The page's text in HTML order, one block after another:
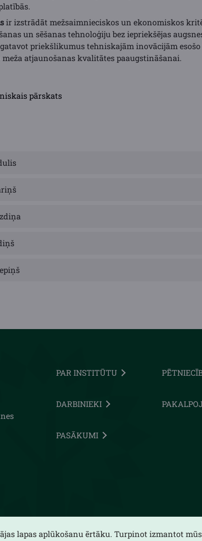
ir izstrādāt mežsaimnieciskos un ekonomiskos
un sēšanas tehnoloģiju bez iepriekšējas
priekšlikumus tehniskajām inovācijām
atjaunošanas kvalitātes paaugstināšanai.
pārskats
PAR INSTITŪTU
DARBINIEKI
PASĀKUMI
lapas aplūkošanu ērtāku. Turpinot izmantot